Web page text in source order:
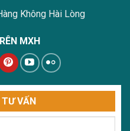
Không Hài Lòng
MXH
VẤN